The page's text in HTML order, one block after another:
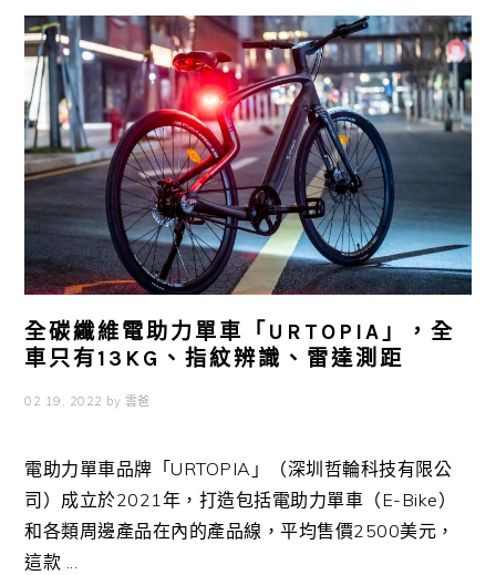
全碳纖維電助力單車「URTOPIA」，全
車只有13KG、指紋辨識、雷達測距
02 19, 2022 by 雲爸
電助力單車品牌「URTOPIA」（深圳哲輪科技有限公
司）成立於2021年，打造包括電助力單車（E-Bike）
和各類周邊產品在內的產品線，平均售價2500美元，
這款 ...